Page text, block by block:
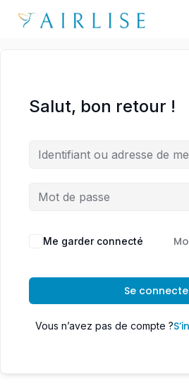
Salut, bon retour !
Me garder connecté
Se
Vous n’avez pas de compte ?